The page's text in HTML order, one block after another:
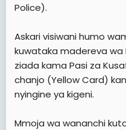
Police).
Askari visiwani humo
kuwataka madereva wa
ziada kama Pasi za
chanjo (Yellow Card)
nyingine ya kigeni.
Mmoja wa wananchi